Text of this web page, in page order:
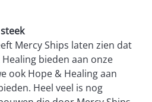
Mercy Ships laten zien dat
bieden aan onze
ook Hope & Healing aan
Heel veel is nog